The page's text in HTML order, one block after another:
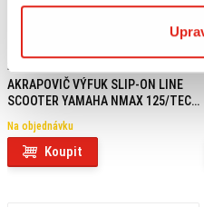
27 729 Kč
AKRAPOVIČ VÝFUK SLIP-ON LINE
SCOOTER YAMAHA NMAX 125/TECH
Na objednávku
Koupit